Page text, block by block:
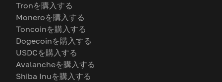
Tronを購入する
Moneroを購入する
Toncoinを購入する
Dogecoinを購入する
USDCを購入する
Avalancheを購入する
Shiba Inuを購入する